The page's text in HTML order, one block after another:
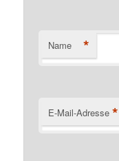
Name *
E-Mail-Adresse *